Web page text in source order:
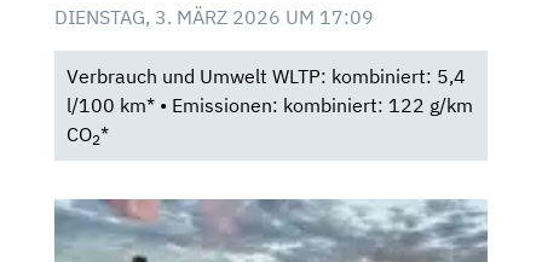
DIENSTAG, 3. MÄRZ 2026 UM 17:09
Verbrauch und Umwelt WLTP: kombiniert: 5,4
l/100 km* • Emissionen: kombiniert: 122 g/km
CO2*